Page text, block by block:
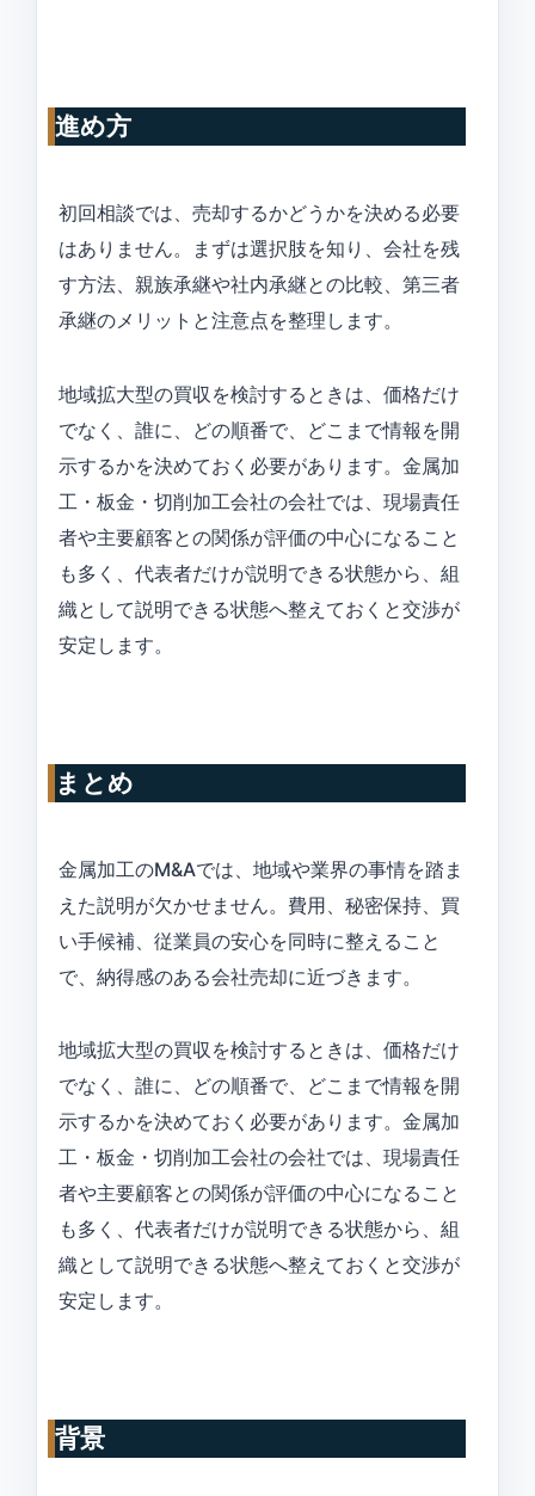
進め方
初回相談では、売却するかどうかを決める必要
はありません。まずは選択肢を知り、会社を残
す方法、親族承継や社内承継との比較、第三者
承継のメリットと注意点を整理します。
地域拡大型の買収を検討するときは、価格だけ
でなく、誰に、どの順番で、どこまで情報を開
示するかを決めておく必要があります。金属加
工・板金・切削加工会社の会社では、現場責任
者や主要顧客との関係が評価の中心になること
も多く、代表者だけが説明できる状態から、組
織として説明できる状態へ整えておくと交渉が
安定します。
まとめ
金属加工のM&Aでは、地域や業界の事情を踏ま
えた説明が欠かせません。費用、秘密保持、買
い手候補、従業員の安心を同時に整えること
で、納得感のある会社売却に近づきます。
地域拡大型の買収を検討するときは、価格だけ
でなく、誰に、どの順番で、どこまで情報を開
示するかを決めておく必要があります。金属加
工・板金・切削加工会社の会社では、現場責任
者や主要顧客との関係が評価の中心になること
も多く、代表者だけが説明できる状態から、組
織として説明できる状態へ整えておくと交渉が
安定します。
背景